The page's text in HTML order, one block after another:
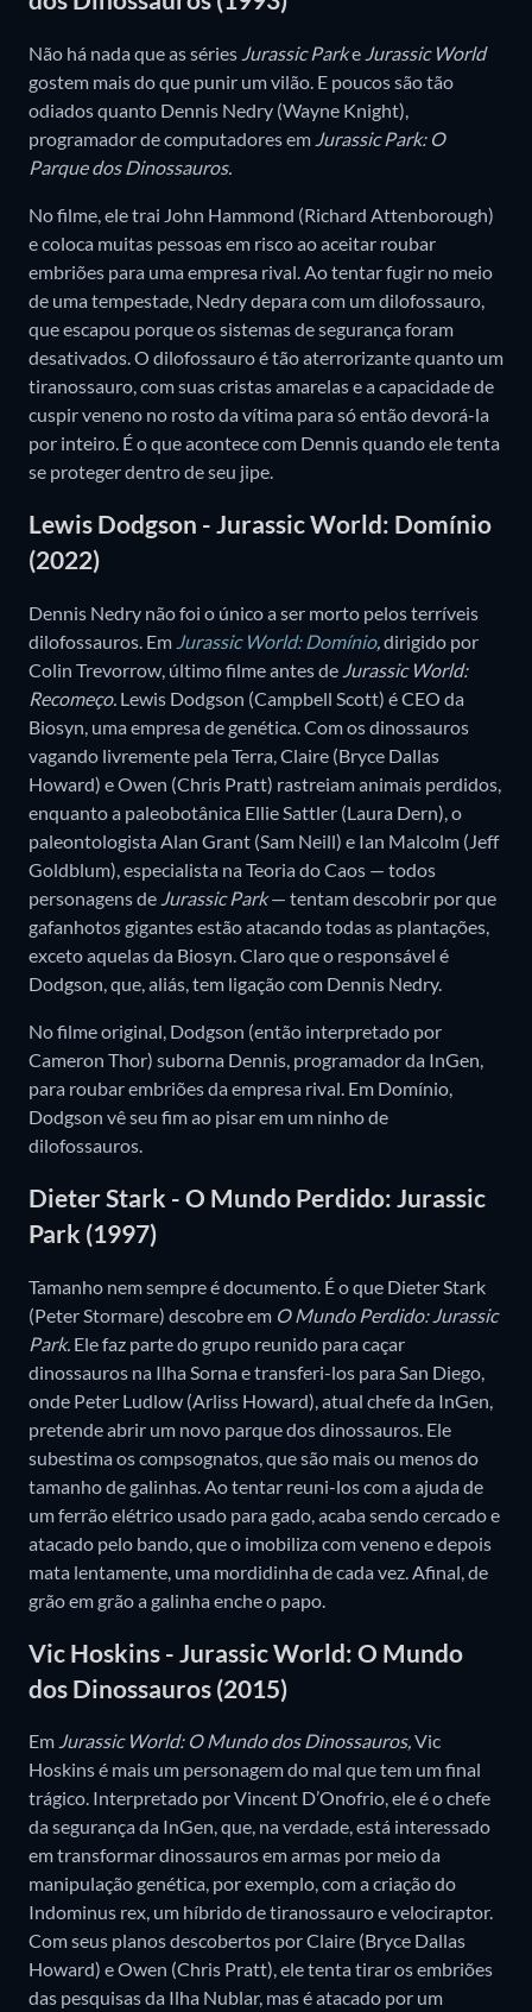
Não há nada que as séries Jurassic Parke Jurassic World
gostem mais do que punir um vilão. E poucos são tão
odiados quanto Dennis Nedry (Wayne Knight),
programador de computadores em Jurassic Park: O
Parque dos Dinossauros.
No filme, ele trai John Hammond (Richard Attenborough)
e coloca muitas pessoas em risco ao aceitar roubar
embriões para uma empresa rival. Ao tentar fugir no meio
de uma tempestade, Nedry depara com um dilofossauro,
que escapou porque os sistemas de segurança foram
desativados. O dilofossauro é tão aterrorizante quanto um
tiranossauro, com suas cristas amarelas e a capacidade de
cuspir veneno no rosto da vítima para só então devorá-la
por inteiro. É o que acontece com Dennis quando ele tenta
se proteger dentro de seu jipe.
Lewis Dodgson - Jurassic World: Domínio
(2022)
Dennis Nedry não foi o único a ser morto pelos terríveis
dilofossauros. Em Jurassic World: Domínio, dirigido por
Colin Trevorrow, último filme antes de Jurassic World:
Recomeço. Lewis Dodgson (Campbell Scott) é CEO da
Biosyn, uma empresa de genética. Com os dinossauros
vagando livremente pela Terra, Claire (Bryce Dallas
Howard) e Owen (Chris Pratt) rastreiam animais perdidos,
enquanto a paleobotânica Ellie Sattler (Laura Dern), o
paleontologista Alan Grant (Sam Neill) e Ian Malcolm (Jeff
Goldblum), especialista na Teoria do Caos — todos
personagens de Jurassic Park— tentam descobrir por que
gafanhotos gigantes estão atacando todas as plantações,
exceto aquelas da Biosyn. Claro que o responsável é
Dodgson, que, aliás, tem ligação com Dennis Nedry.
No filme original, Dodgson (então interpretado por
Cameron Thor) suborna Dennis, programador da InGen,
para roubar embriões da empresa rival. Em Domínio,
Dodgson vê seu fim ao pisar em um ninho de
dilofossauros.
Dieter Stark - O Mundo Perdido: Jurassic
Park (1997)
Tamanho nem sempre é documento. É o que Dieter Stark
(Peter Stormare) descobre em O Mundo Perdido: Jurassic
Park. Ele faz parte do grupo reunido para caçar
dinossauros na Ilha Sorna e transferi-los para San Diego,
onde Peter Ludlow (Arliss Howard), atual chefe da InGen,
pretende abrir um novo parque dos dinossauros. Ele
subestima os compsognatos, que são mais ou menos do
tamanho de galinhas. Ao tentar reuni-los com a ajuda de
um ferrão elétrico usado para gado, acaba sendo cercado e
atacado pelo bando, que o imobiliza com veneno e depois
mata lentamente, uma mordidinha de cada vez. Afinal, de
grão em grão a galinha enche o papo.
Vic Hoskins - Jurassic World: O Mundo
dos Dinossauros (2015)
Em Jurassic World: O Mundo dos Dinossauros,Vic
Hoskins é mais um personagem do mal que tem um final
trágico. Interpretado por Vincent D’Onofrio, ele é o chefe
da segurança da InGen, que, na verdade, está interessado
em transformar dinossauros em armas por meio da
manipulação genética, por exemplo, com a criação do
Indominus rex, um híbrido de tiranossauro e velociraptor.
Com seus planos descobertos por Claire (Bryce Dallas
Howard) e Owen (Chris Pratt), ele tenta tirar os embriões
das pesquisas da Ilha Nublar, mas é atacado por um